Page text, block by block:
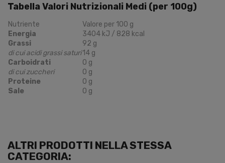
Tabella Valori Nutrizionali Medi (per 100g)
Nutriente
Valore per 100 g
Energia
3404 kJ / 828 kcal
Grassi
92 g
di cui acidi grassi saturi14 g
Carboidrati
0 g
di cui zuccheri
0 g
Proteine
0 g
Sale
0 g
ALTRI PRODOTTI NELLA STESSA
CATEGORIA: